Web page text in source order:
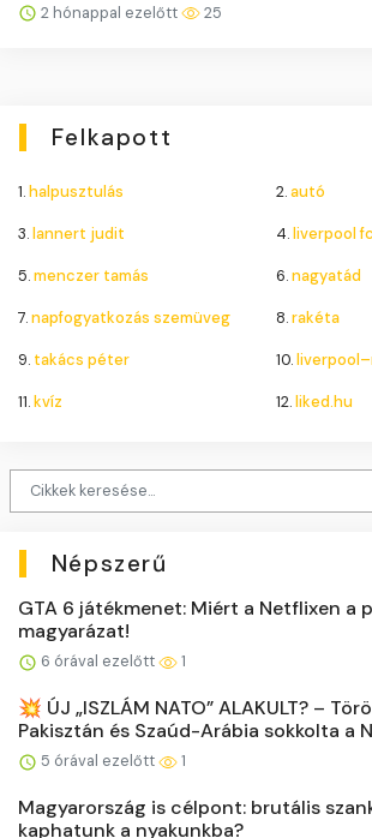
2 hónappal ezelőtt 25
Felkapott
1.halpusztulás 2.autó
3.lannert judit 4.liverpool fc
5.menczer tamás 6.nagyatád
7.napfogyatkozás szemüveg 8.rakéta
9. takács péter 10.
11.kvíz 12.liked.hu
Népszerű
GTA 6 játékmenet: Miért a Netflixen a
magyarázat!
6 órával ezelőtt 1
💥 ÚJ „ISZLÁM NATO” ALAKULT? –
Pakisztán és Szaúd-Arábia sokkolta a
5 órával ezelőtt 1
Magyarország is célpont: brutális
kaphatunk a nyakunkba?